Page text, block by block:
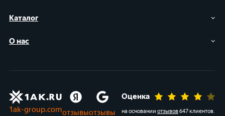
Каталог
О нас
1ak-group.comотзывыотзывы
Оценка
на основании отзывов647 клиентов.